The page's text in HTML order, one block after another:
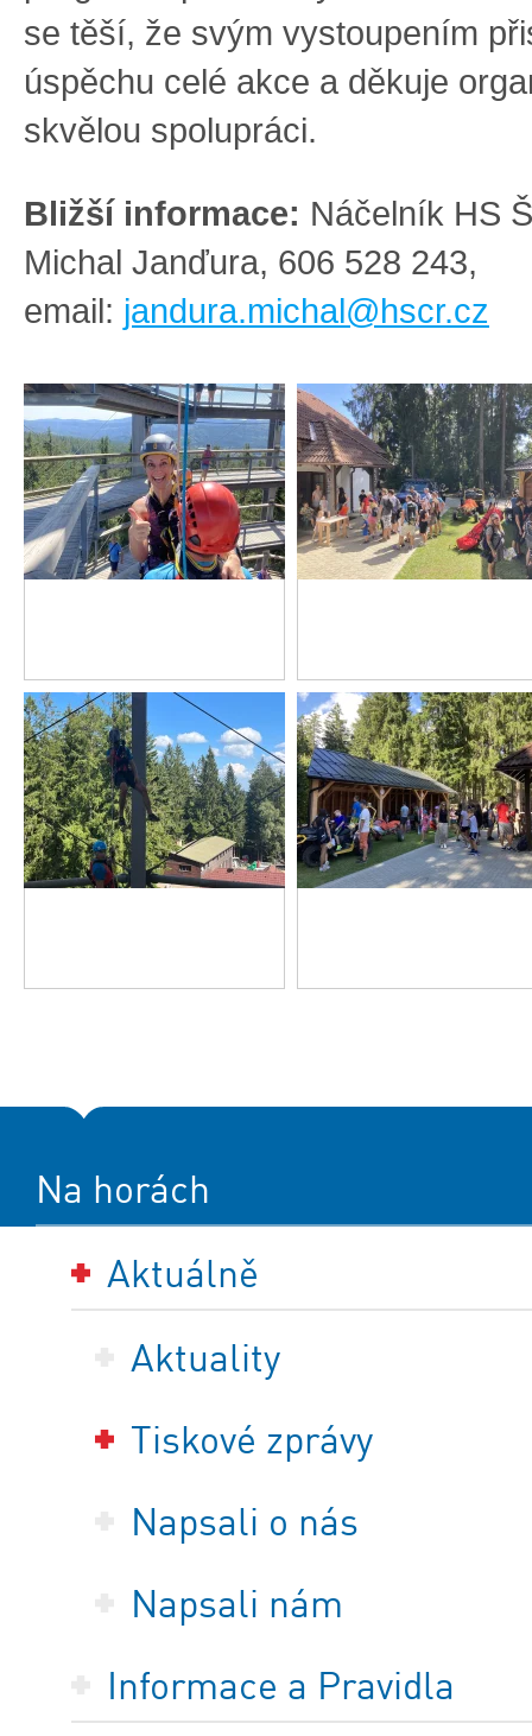
se těší, že svým vystoupením
úspěchu celé akce a děkuje
skvělou spolupráci.
Bližší informace: Náčelník HS
Michal Janďura, 606 528 243,
email: jandura.michal@hscr.cz
Na horách
Aktuálně
Aktuality
Tiskové zprávy
Napsali o nás
Napsali nám
Informace a Pravidla